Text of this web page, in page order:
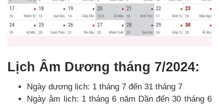
Lịch Âm Dương tháng 7/2024:
Ngày dương lịch: 1 tháng 7 đến 31 tháng 7
Ngày âm lịch: 1 tháng 6 năm Dần đến 30 tháng 6